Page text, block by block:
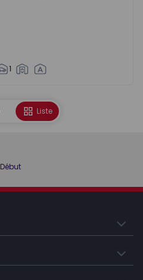
1
Liste
Début